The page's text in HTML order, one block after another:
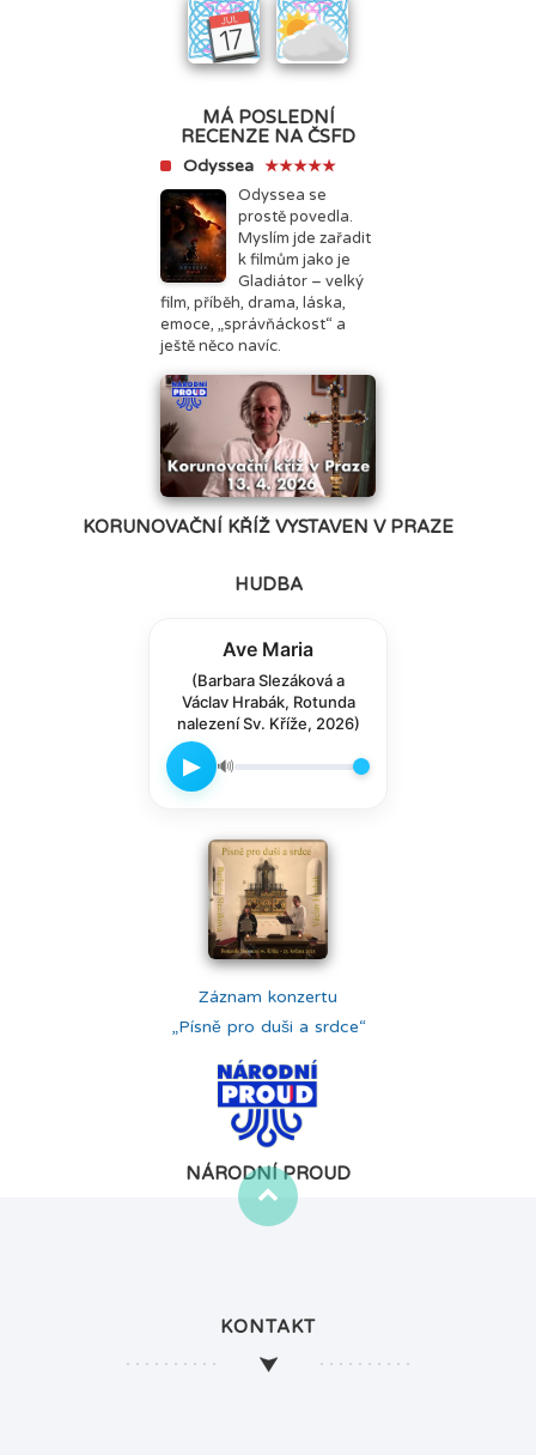
MÁ POSLEDNÍ
RECENZE NA ČSFD
Odyssea ★★★★★
Odyssea se
prostě povedla.
Myslím jde zařadit
k filmům jako je
Gladiátor – velký
film, příběh, drama, láska,
emoce, „správňáckost“ a
ještě něco navíc.
KORUNOVAČNÍ KŘÍŽ VYSTAVEN V PRAZE
HUDBA
Ave Maria
(Barbara Slezáková a
Václav Hrabák, Rotunda
nalezení Sv. Kříže, 2026)
▶ 🔊
Záznam konzertu
„Písně pro duši a srdce“
NÁRODNÍ PROUD
KONTAKT